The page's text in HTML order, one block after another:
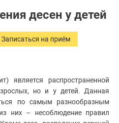
десен у детей
Записаться на приём
является распространенной
но и у детей. Данная
по самым разнообразным
них – несоблюдение правил
статью